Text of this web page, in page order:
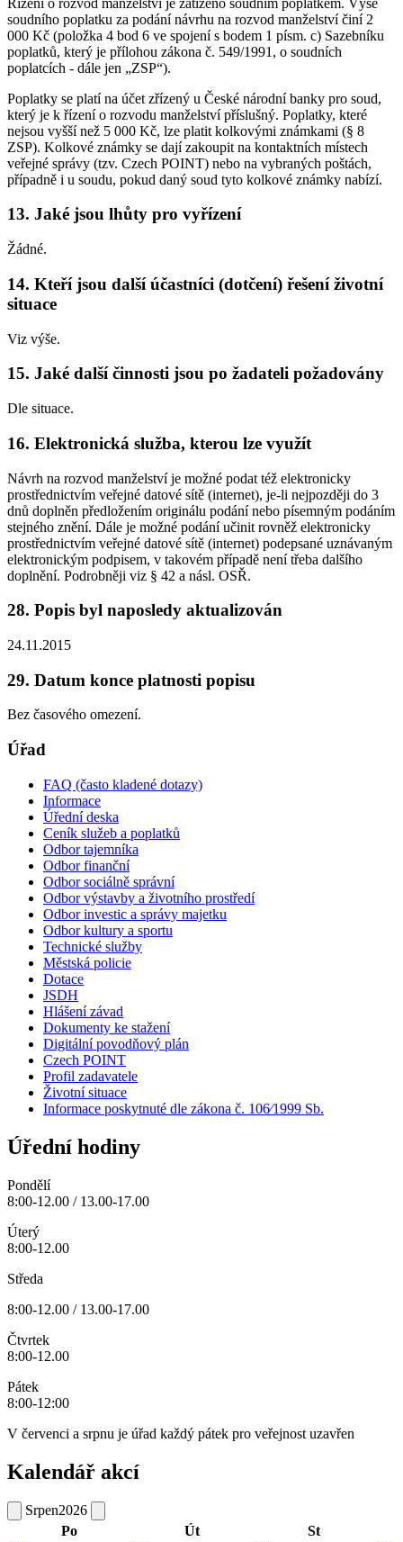
soudního poplatku za podání návrhu na rozvod manželství činí 2
000 Kč (položka 4 bod 6 ve spojení s bodem 1 písm. c) Sazebníku
poplatků, který je přílohou zákona č. 549/1991, o soudních
poplatcích - dále jen „ZSP“).
Poplatky se platí na účet zřízený u České národní banky pro soud,
který je k řízení o rozvodu manželství příslušný. Poplatky, které
nejsou vyšší než 5 000 Kč, lze platit kolkovými známkami (§ 8
ZSP). Kolkové známky se dají zakoupit na kontaktních místech
veřejné správy (tzv. Czech POINT) nebo na vybraných poštách,
případně i u soudu, pokud daný soud tyto kolkové známky nabízí.
13. Jaké jsou lhůty pro vyřízení
Žádné.
14. Kteří jsou další účastníci (dotčení) řešení životní
situace
Viz výše.
15. Jaké další činnosti jsou po žadateli požadovány
Dle situace.
16. Elektronická služba, kterou lze využít
Návrh na rozvod manželství je možné podat též elektronicky
prostřednictvím veřejné datové sítě (internet), je-li nejpozději do 3
dnů doplněn předložením originálu podání nebo písemným podáním
stejného znění. Dále je možné podání učinit rovněž elektronicky
prostřednictvím veřejné datové sítě (internet) podepsané uznávaným
elektronickým podpisem, v takovém případě není třeba dalšího
doplnění. Podrobněji viz § 42 a násl. OSŘ.
28. Popis byl naposledy aktualizován
24.11.2015
29. Datum konce platnosti popisu
Bez časového omezení.
Úřad
FAQ (často kladené dotazy)
Informace
Úřední deska
Ceník služeb a poplatků
Odbor tajemníka
Odbor finanční
Odbor sociálně správní
Odbor výstavby a životního prostředí
Odbor investic a správy majetku
Odbor kultury a sportu
Technické služby
Městská policie
Dotace
JSDH
Hlášení závad
Dokumenty ke stažení
Digitální povodňový plán
Czech POINT
Profil zadavatele
Životní situace
Informace poskytnuté dle zákona č. 106⁄1999 Sb.
Úřední hodiny
Pondělí
8:00-12.00 / 13.00-17.00
Úterý
8:00-12.00
Středa
8:00-12.00 / 13.00-17.00
Čtvrtek
8:00-12.00
Pátek
8:00-12:00
V červenci a srpnu je úřad každý pátek pro veřejnost uzavřen
Kalendář akcí
Srpen2026
Po
Út
St